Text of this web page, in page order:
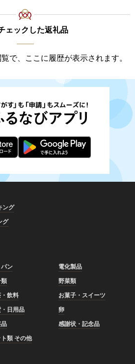
ェックした返礼品
で、ここに履歴が表示されます。
ング
グ
ン
電化製品
野菜類
・飲料
お菓子・スイーツ
日用品
卵
感謝状・記念品
類 その他